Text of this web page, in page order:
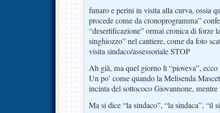
funaro e perini in visita alla curva, ossia
procede come da cronoprogramma”
“desertificazione” ormai cronica di forze
singhiozzo” nel cantiere, come da foto
visita sindaco/assessoriale STOP
Ah già, ma quel giorno lì “pioveva”, ecco
Un po’ come quando la Melisenda
incinta del sottococo Giovannone, mentre
Ma si dice “la sindaco”, “la sindaca”, “il